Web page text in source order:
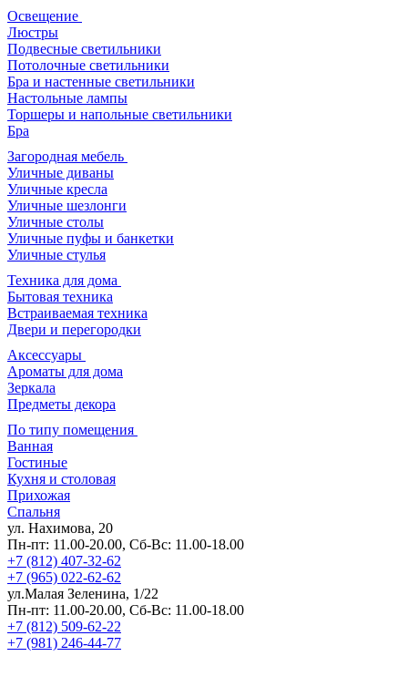
Освещение
Люстры
Подвесные светильники
Потолочные светильники
Бра и настенные светильники
Настольные лампы
Торшеры и напольные светильники
Бра
Загородная мебель
Уличные диваны
Уличные кресла
Уличные шезлонги
Уличные столы
Уличные пуфы и банкетки
Уличные стулья
Техника для дома
Бытовая техника
Встраиваемая техника
Двери и перегородки
Аксессуары
Ароматы для дома
Зеркала
Предметы декора
По типу помещения
Ванная
Гостиные
Кухня и столовая
Прихожая
Спальня
ул. Нахимова, 20
Пн-пт: 11.00-20.00, Сб-Вс: 11.00-18.00
+7 (812) 407-32-62
+7 (965) 022-62-62
ул.Малая Зеленина, 1/22
Пн-пт: 11.00-20.00, Сб-Вс: 11.00-18.00
+7 (812) 509-62-22
+7 (981) 246-44-77